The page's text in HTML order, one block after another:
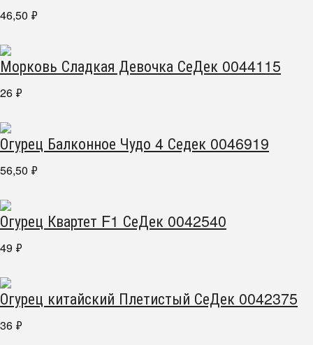
46,50 ₽
Морковь Сладкая Девочка СеДек 0044115
26 ₽
Огурец Балконное Чудо 4 Седек 0046919
56,50 ₽
Огурец Квартет F1 СеДек 0042540
49 ₽
Огурец китайский Плетистый СеДек 0042375
36 ₽